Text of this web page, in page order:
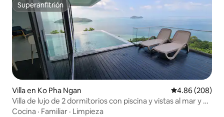
Superanfitrión
Superanfitrión
Villa en Ko Pha Ngan Calificación
4.86 (208)
Villa de lujo de 2 dormitorios con piscina y vistas al mar y al
atardecer
Cocina · Familiar · Limpieza